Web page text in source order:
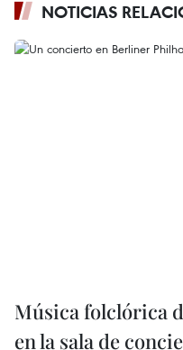
NOTICIAS
Música folclórica
en la sala de